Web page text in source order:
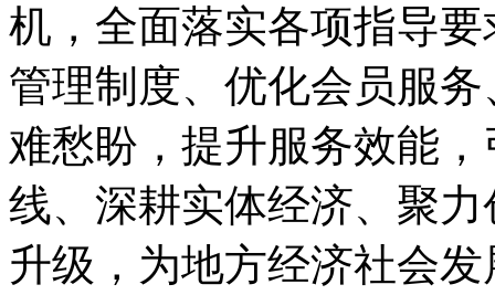
机，全面落实各项指导
管理制度、优化会员服
难愁盼，提升服务效能
线、深耕实体经济、聚
升级，为地方经济社会